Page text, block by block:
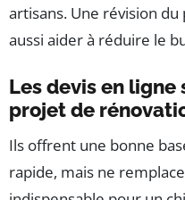
artisans. Une révision
aussi aider à réduire le
Les devis en
projet de
Ils offrent une bonne
rapide, mais ne